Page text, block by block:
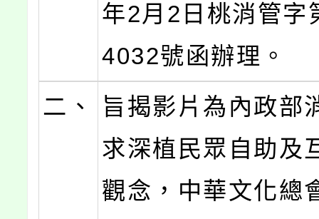
年2月2日桃消管字
4032號函辦理。
二、
旨揭影片為內政部
求深植民眾自助及
觀念，中華文化總